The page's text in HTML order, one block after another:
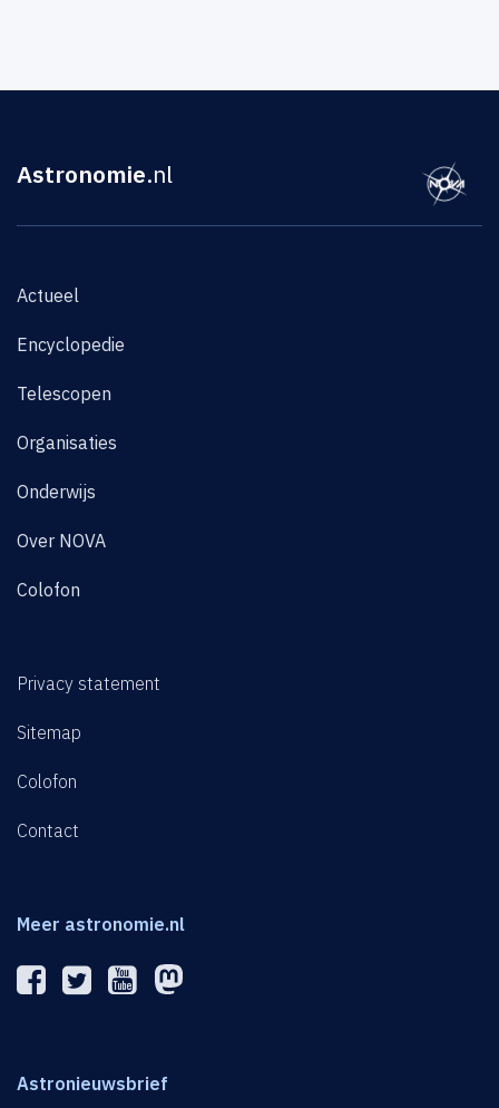
Astronomie.nl
Actueel
Encyclopedie
Telescopen
Organisaties
Onderwijs
Over NOVA
Colofon
Privacy statement
Sitemap
Colofon
Contact
Meer astronomie.nl
Astronieuwsbrief